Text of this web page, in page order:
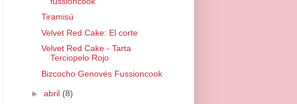
Tiramisú
Velvet Red Cake: El corte
Velvet Red Cake - Tarta
Terciopelo Rojo
Bizcocho Genovés Fussioncook
► abril (8)